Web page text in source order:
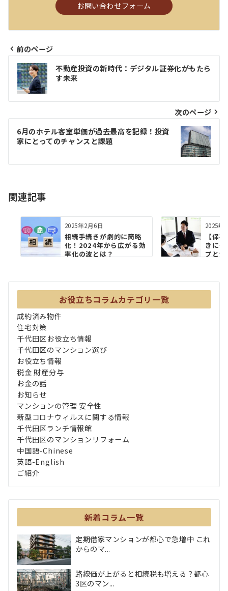
お問い合わせフォーム
投
稿
ナ
ビ
ゲ
ー
シ
ン
前のページ
不動産投資の新時代：デジタル証券化がもたら
す未来
次のページ
6月のホテル客室単価が過去最高を記録！投資
家にとってのチャンスと課題
関連記事
2025年2月6日
相続手続きが劇的に簡略
化！2024年から広がる効
率化の波とは？
2025年
【保
きに
プと
お役立ちコラムカテゴリ一覧
成約済み物件
住宅対策
千代田区お役立ち情報
千代田区のマンション選び
お役立ち情報
税金 財産分与
お金の話
お知らせ
マンションの管理 安全性
新型コロナウィルスに関する情報
千代田区ランチ情報館
千代田区のマンションリフォーム
中国語-Chinese
英語-English
ご紹介
新着コラム一覧
定期借家マンションが都心で急増中 これ
からのマ...
路線価が上がると相続税も増える？都心
3区のマン...